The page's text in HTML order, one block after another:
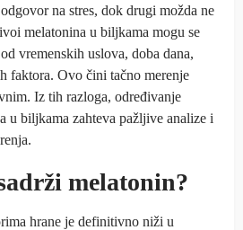
na stres, dok drugi možda ne
melatonina u biljkama mogu se
vremenskih uslova, doba dana,
faktora. Ovo čini tačno merenje
Iz tih razloga, određivanje
u biljkama zahteva pažljive analize i
melatonin?
hrane je definitivno niži u